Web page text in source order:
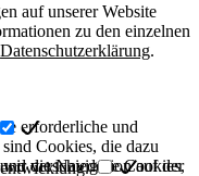
auf unserer Website
zu den einzelnen
Datenschutzerklärung.
erforderliche und
Cookies, die dazu
die Navigation auf der
verschiedene Cookies,